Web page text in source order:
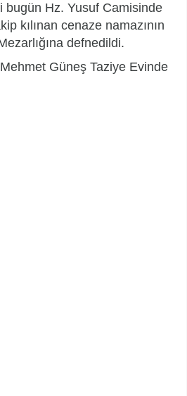
bugün Hz. Yusuf Camisinde
kılınan cenaze namazının
defnedildi.
Güneş Taziye Evinde